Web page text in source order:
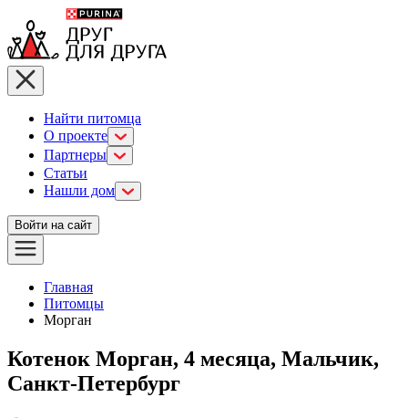
Найти питомца
О проекте
Партнеры
Статьи
Нашли дом
Войти на сайт
Главная
Питомцы
Морган
Котенок Морган, 4 месяца, Мальчик,
Санкт-Петербург